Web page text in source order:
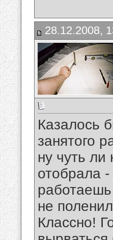
28.12.2008,
Казалось
занятого
ну чуть
отобрала
не
Классно!